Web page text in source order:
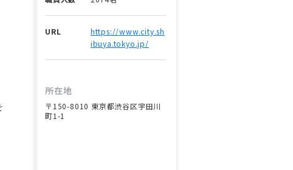
URL
https://www.city.sh
ibuya.tokyo.jp/
所在地
〒150-8010 東京都渋谷区宇田川
町1-1